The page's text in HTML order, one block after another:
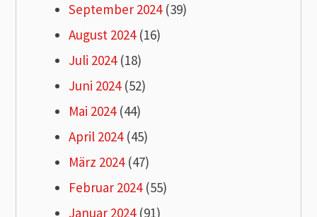
September 2024(39)
August 2024(16)
Juli 2024(18)
Juni 2024(52)
Mai 2024(44)
April 2024(45)
März 2024(47)
Februar 2024(55)
Januar 2024(91)